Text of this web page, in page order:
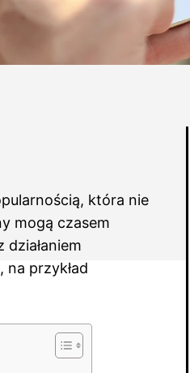
która nie
mogą czasem
przykład